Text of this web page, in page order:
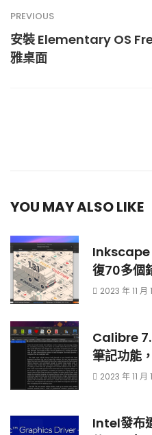
PREVIOUS
安裝 Elementary OS
雅桌面
YOU MAY ALSO LIKE
Inkscape
復70多個
2023 年 11 月
Calibre
筆記功能
2023 年 11 月
Intel發布